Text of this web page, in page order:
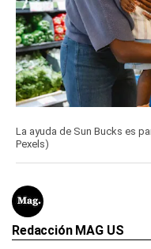
La ayuda de Sun Bucks es
Pexels)
Redacción MAG US